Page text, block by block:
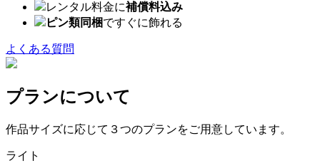
レンタル料金に補償料込み
ピン類同梱ですぐに飾れる
よくある質問
プランについて
作品サイズに応じて３つのプランをご用意しています。
ライト